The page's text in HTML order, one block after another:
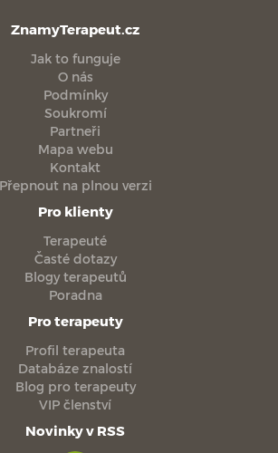
ZnamyTerapeut.cz
Jak to funguje
O nás
Podmínky
Soukromí
Partneři
Mapa webu
Kontakt
Přepnout na plnou verzi
Pro klienty
Terapeuté
Časté dotazy
Blogy terapeutů
Poradna
Pro terapeuty
Profil terapeuta
Databáze znalostí
Blog pro terapeuty
VIP členství
Novinky v RSS